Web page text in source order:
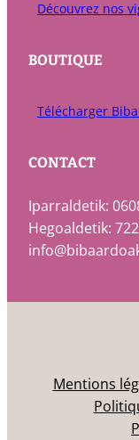
Découvrez nos
BOUTIQUE
Télécharger
CONTACT
Iparraldetik:
Hegoaldetik:
Mentions